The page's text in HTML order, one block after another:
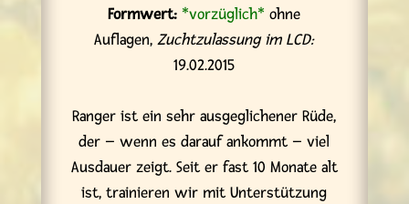
Formwert: *vorzüglich* ohne
Auflagen,Zuchtzulassung im LCD:
19.02.2015
Ranger ist ein sehr ausgeglichener Rüde,
der – wenn es darauf ankommt – viel
Ausdauer zeigt. Seit er fast 10 Monate alt
ist, trainieren wir mit Unterstützung